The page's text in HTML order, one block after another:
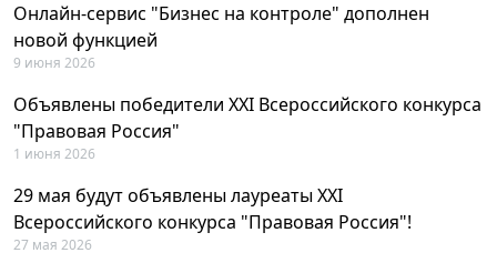
Онлайн-сервис "Бизнес на контроле" дополнен
новой функцией
9 июня 2026
Объявлены победители XXI Всероссийского конкурса
"Правовая Россия"
1 июня 2026
29 мая будут объявлены лауреаты XXI
Всероссийского конкурса "Правовая Россия"!
27 мая 2026